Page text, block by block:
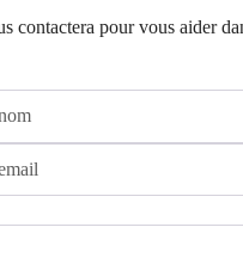
contactera pour vous aider